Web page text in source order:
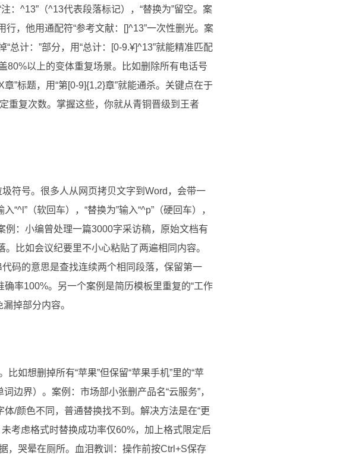
：^13”（^13代表段落标记），“替换为”留空。案
，他用通配符“参考文献：[]^13”一次性删光。案
总计：”部分，用“总计：[0-9.¥]^13”就能精准匹配
80%以上的变体重复场景。比如删除所有电话号
”标题，用“第[0-9]{1,2}章”就能通杀。关键点在于
重复次数。掌握这些，你就从青铜晋级到王者
符号。很多人从网页拷贝文字到Word，会带一
（软回车），“替换为”输入“^p”（硬回车），
例：小编曾处理一篇3000字采访稿，原始文档有
比如会议纪要里不小心粘贴了两遍相同内容。
代码的意思是查找连续两个相同段落，保留第一
率100%。另一个案例是简历模板里重复的“工作
掉部分内容。
如想删掉所有“苹果”但保留“苹果手机”里的“苹
边界）。案例：市场部小张删产品名“云服务”，
/颜色不同，普通替换找不到。解决方法是在“更
考虑格式时替换成功率仅60%，加上格式限定后
，哭晕在厕所。血泪教训：操作前按Ctrl+S保存